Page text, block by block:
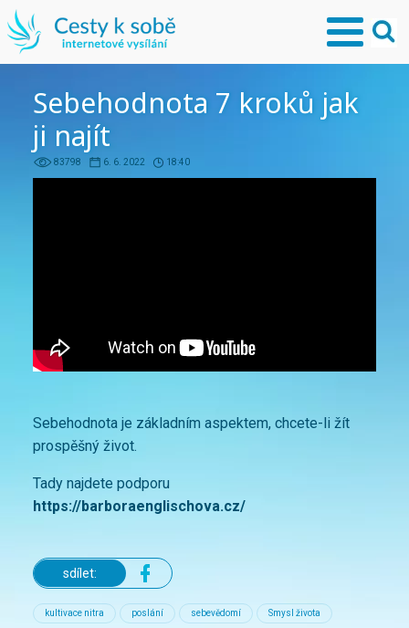
Sebehodnota 7 kroků jak
ji najít
83798 6. 6. 2022 18:40
Sebehodnota je základním aspektem, chcete-li žít
prospěšný život.
Tady najdete podporu
https://barboraenglischova.cz/
sdílet:
kultivace nitra poslání sebevědomí Smysl života